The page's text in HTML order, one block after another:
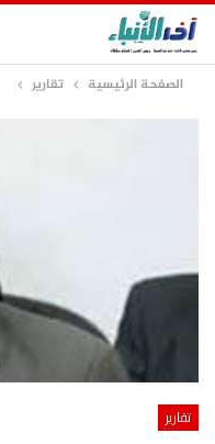
الصفحة الرئيسية تقارير
تقارير